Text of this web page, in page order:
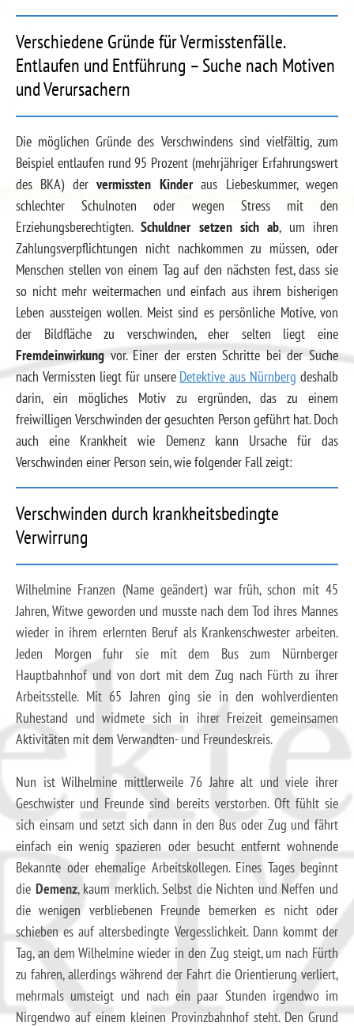
Verschiedene Gründe für Vermisstenfälle.
Entlaufen und Entführung – Suche nach Motiven
und Verursachern
Die möglichen Gründe des Verschwindens sind vielfältig, zum
Beispiel entlaufen rund 95 Prozent (mehrjähriger Erfahrungswert
des BKA) dervermissten Kinderaus Liebeskummer, wegen
schlechter Schulnoten oder wegen Stress mit den
Erziehungsberechtigten.Schuldner setzen sich ab, um ihren
Zahlungsverpflichtungen nicht nachkommen zu müssen, oder
Menschen stellen von einem Tag auf den nächsten fest, dass sie
so nicht mehr weitermachen und einfach aus ihrem bisherigen
Leben aussteigen wollen. Meist sind es persönliche Motive, von
der Bildfläche zu verschwinden, eher selten liegt eine
Fremdeinwirkungvor. Einer der ersten Schritte bei der Suche
nach Vermissten liegt für unsere Detektive aus Nürnberg deshalb
darin, ein mögliches Motiv zu ergründen, das zu einem
freiwilligen Verschwinden der gesuchten Person geführt hat. Doch
auch eine Krankheit wie Demenz kann Ursache für das
Verschwinden einer Person sein, wie folgender Fall zeigt:
Verschwinden durch krankheitsbedingte
Verwirrung
Wilhelmine Franzen (Name geändert) war früh, schon mit 45
Jahren, Witwe geworden und musste nach dem Tod ihres Mannes
wieder in ihrem erlernten Beruf als Krankenschwester arbeiten.
Jeden Morgen fuhr sie mit dem Bus zum Nürnberger
Hauptbahnhof und von dort mit dem Zug nach Fürth zu ihrer
Arbeitsstelle. Mit 65 Jahren ging sie in den wohlverdienten
Ruhestand und widmete sich in ihrer Freizeit gemeinsamen
Aktivitäten mit dem Verwandten- und Freundeskreis.
Nun ist Wilhelmine mittlerweile 76 Jahre alt und viele ihrer
Geschwister und Freunde sind bereits verstorben. Oft fühlt sie
sich einsam und setzt sich dann in den Bus oder Zug und fährt
einfach ein wenig spazieren oder besucht entfernt wohnende
Bekannte oder ehemalige Arbeitskollegen. Eines Tages beginnt
die Demenz, kaum merklich. Selbst die Nichten und Neffen und
die wenigen verbliebenen Freunde bemerken es nicht oder
schieben es auf altersbedingte Vergesslichkeit. Dann kommt der
Tag, an dem Wilhelmine wieder in den Zug steigt, um nach Fürth
zu fahren, allerdings während der Fahrt die Orientierung verliert,
mehrmals umsteigt und nach ein paar Stunden irgendwo im
Nirgendwo auf einem kleinen Provinzbahnhof steht. Den Grund